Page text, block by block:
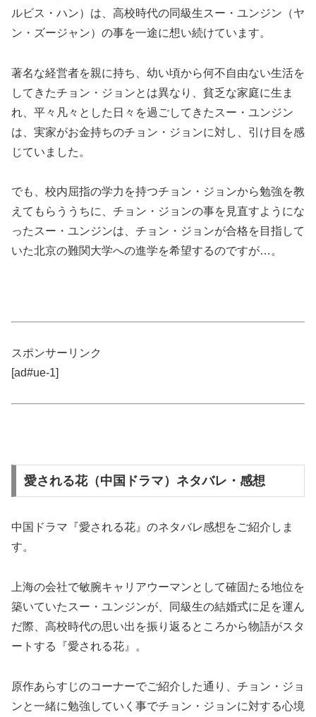
ルビス・ハン）は、高校時代の同級生スー・ユンジン（ヤ
ン・ズージャン）の事を一途に想い続けています。
著名な経営者を親に持ち、幼い頃から何不自由ない生活を
してきたチョン・ジョンとは異なり、貧乏な家庭に生ま
れ、平々凡々とした日々を過ごしてきたスー・ユンジン
は、実家がお金持ちのチョン・ジョンに対し、引け目を感
じていました。
でも、校内屈指の学力を持つチョン・ジョンから勉強を教
えてもらううちに、チョン・ジョンの事を見直すようにな
ったスー・ユンジンは、チョン・ジョンが合格を目指して
いた北京の難関大学への進学を希望するのですが…。
スポンサーリンク
[ad#ue-1]
愛される花（中国ドラマ）ネタバレ・感想
中国ドラマ『愛される花』のネタバレ感想をご紹介しま
す。
上海の会社で敏腕キャリアウーマンとして確固たる地位を
築いていたスー・ユンジンが、同級生の結婚式に足を運ん
だ際、高校時代の思い出を振り返るところから物語がスタ
ートする『愛される花』。
原作あらすじのコーナーでご紹介した通り、チョン・ジョ
ンと一緒に勉強していく事でチョン・ジョンに対する心境